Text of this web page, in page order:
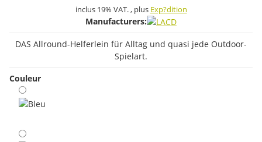
inclus 19% VAT. , plus Exp?dition
Manufacturers:
DAS Allround-Helferlein für Alltag und quasi jede Outdoor-
Spielart.
Couleur
Bleu